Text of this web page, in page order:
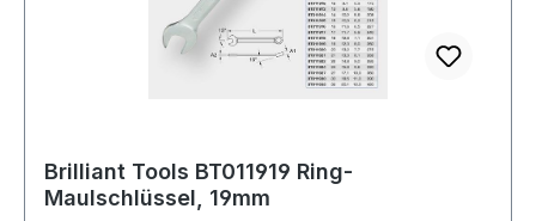
Brilliant Tools BT011919 Ring-
Maulschlüssel, 19mm